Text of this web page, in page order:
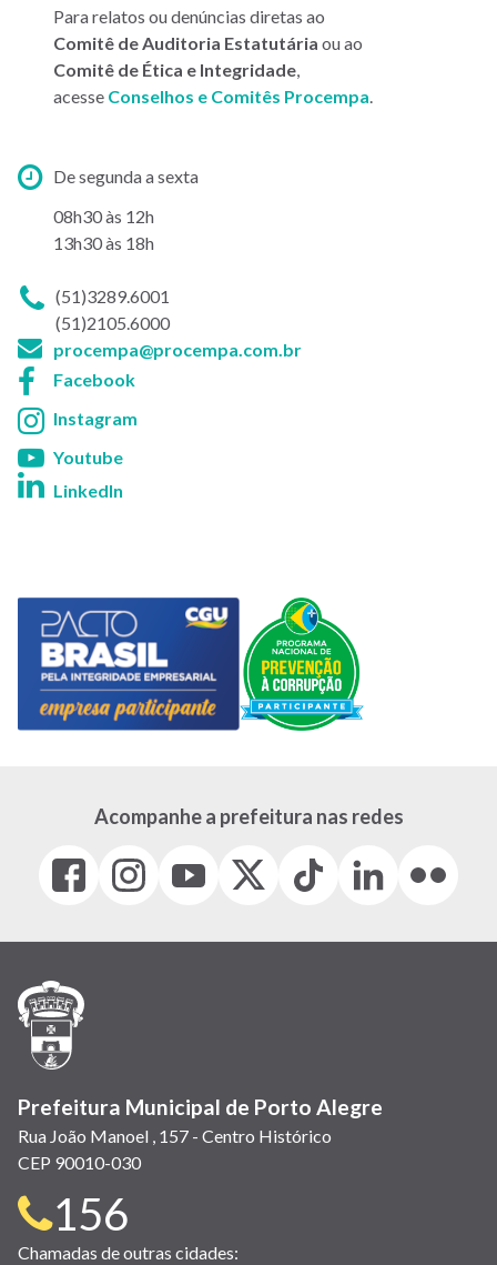
abre
em
nova
janela)
janela)
Para relatos ou denúncias diretas ao
Comitê de Auditoria Estatutária ou ao
Comitê de Ética e Integridade
acesse Conselhos e Comitês Procempa
Horários
atendimento:
De segunda a sexta
08h30 às 12h
13h30 às 18h
Telefone(51)3289.6001
(51)2105.6000
E-
mail:
procempa@procempa.com.br
Facebook:
Facebook
Instagram:
Instagram
Youtube:
Youtube
LinkedIn:
LinkedIn
Acompanhe a prefeitura nas redes
Facebook
(link
em
janela)
Instagram
(link
em
(link
em
(Antigo
(link
Tiktok
(link
em
LinkedIn
(link
em
(link
em
Prefeitura Municipal de Porto Alegre
Rua João Manoel , 157 - Centro Histórico
CEP 90010-030
Telefone
156
Chamadas de outras cidades: